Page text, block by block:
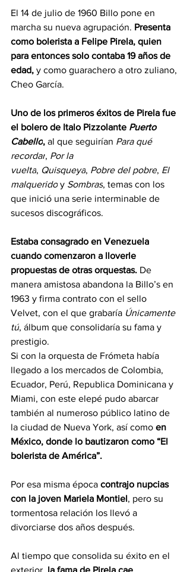
El 14 de julio de 1960 Billo pone en
marcha su nueva agrupación. Presenta
como bolerista a Felipe Pirela, quien
para entonces solo contaba 19 años de
edad, y como guarachero a otro zuliano,
Cheo García.
Uno de los primeros éxitos de Pirela fue
el bolero de Italo Pizzolante Puerto
Cabello, al que seguirían Para qué
recordar, Por la
vuelta, Quisqueya, Pobre del pobre, El
malquerido y Sombras, temas con los
que inició una serie interminable de
sucesos discográficos.
Estaba consagrado en Venezuela
cuando comenzaron a lloverle
propuestas de otras orquestas. De
manera amistosa abandona la Billo’s en
1963 y firma contrato con el sello
Velvet, con el que grabaría Únicamente
tú, álbum que consolidaría su fama y
prestigio.
Si con la orquesta de Frómeta había
llegado a los mercados de Colombia,
Ecuador, Perú, Republica Dominicana y
Miami, con este elepé pudo abarcar
también al numeroso público latino de
la ciudad de Nueva York, así como en
México, donde lo bautizaron como “El
bolerista de América”.
Por esa misma época contrajo nupcias
con la joven Mariela Montiel , pero su
tormentosa relación los llevó a
divorciarse dos años después.
Al tiempo que consolida su éxito en el